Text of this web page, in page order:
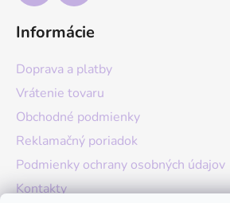
Informácie
Doprava a platby
Vrátenie tovaru
Obchodné podmienky
Reklamačný poriadok
Podmienky ochrany osobných údajov
Kontakty